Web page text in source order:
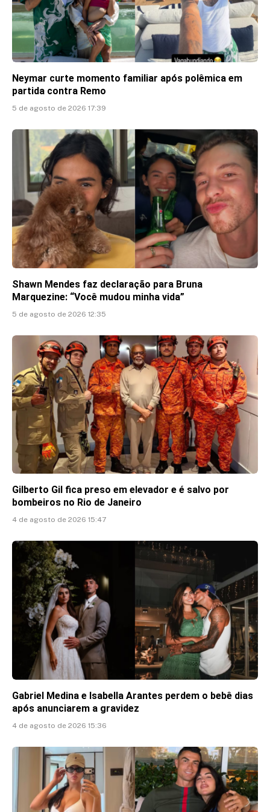
Neymar curte momento familiar após polêmica em
partida contra Remo
5 de agosto de 2026 17:39
Shawn Mendes faz declaração para Bruna
Marquezine: “Você mudou minha vida”
5 de agosto de 2026 12:35
Gilberto Gil fica preso em elevador e é salvo por
bombeiros no Rio de Janeiro
4 de agosto de 2026 15:47
Gabriel Medina e Isabella Arantes perdem o bebê dias
após anunciarem a gravidez
4 de agosto de 2026 15:36